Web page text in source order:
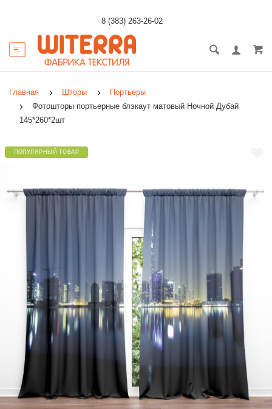
8 (383) 263-26-02
Главная Шторы
Портьеры
Фотошторы портьерные блэкаут матовый Ночной Дубай
145*260*2шт
ПОПУЛЯРНЫЙ ТОВАР